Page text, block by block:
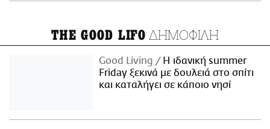
THE GOOD LIFO ΔΗΜΟΦΙΛΗ
Good Living
Η ιδανική summer
Friday ξεκινά με δουλειά στο σπίτι
και καταλήγει σε κάποιο νησί